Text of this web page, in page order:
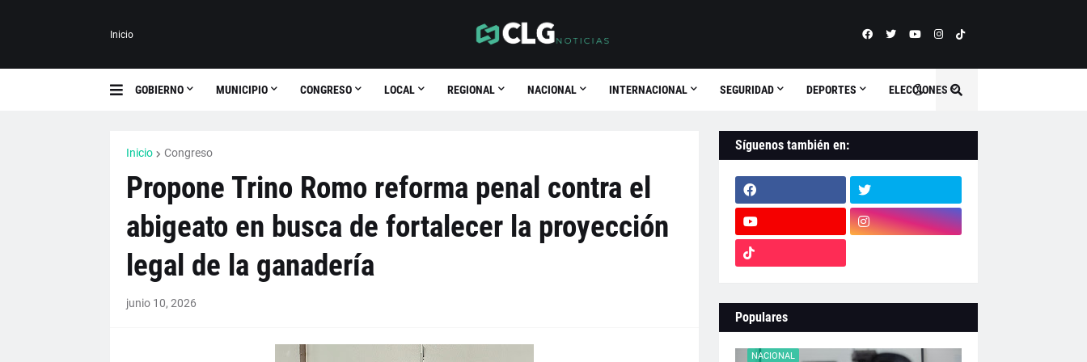
Inicio
GOBIERNO MUNICIPIO CONGRESO LOCAL REGIONAL NACIONAL INTERNACIONAL SEGURIDAD DEPORTES ELECCIONES
Inicio Congreso
Propone Trino Romo reforma penal contra el
abigeato en busca de fortalecer la proyección
legal de la ganadería
junio 10, 2026
Síguenos también en:
Populares
NACIONAL